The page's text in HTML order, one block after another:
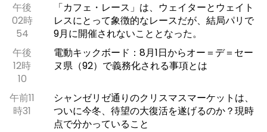
午後
02時
54
「カフェ・レース」は、ウェイターとウェイト
レスにとって象徴的なレースだが、結局パリで
9月に開催されないこととなった。
午後
12時
10
電動キックボード：8月1日からオー＝デ＝セー
ヌ県（92）で義務化される事項とは
午前11
時31
シャンゼリゼ通りのクリスマスマーケットは、
ついに今冬、待望の大復活を遂げるのか？現時
点で分かっていること